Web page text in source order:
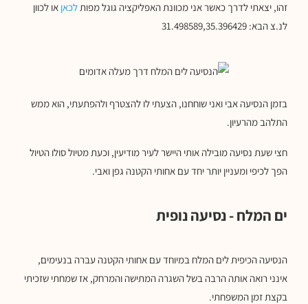
זהו, יצאתי לדרך כאשר אני מכוונת האפליקציה גוגל מפותלכאן או לכוון
לנ.צ הבא: 31.498589,35.396429
בזמן הנסיעה אבי ואני שוחחנו, הצעתי לו להצטרף ולהפתעתי, הוא ממש
התלהב מהרעיון.
חצי שעת נסיעה מובילה אותי היישר לעיר מודיעין, וכעת מטיול סולו הטיול
הפך לכיפי ומעניין יותר יחד עם אחותי הקטנה גפן ואבי.
ים המלח - נסיעה נופית
הנסיעה הכיפית לים המלח במיוחד עם אחותי הקטנה עברה בנעימים,
אינני רואה אותה הרבה בשל השגרה המתישה והמרחק, אז שמחתי שזכיתי
בקצת זמן המשפחתי.